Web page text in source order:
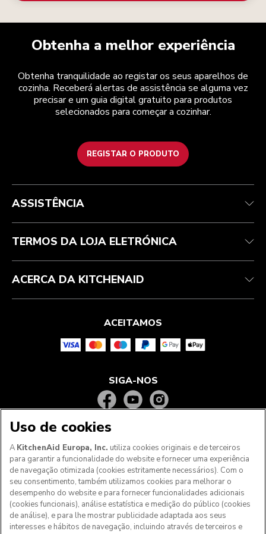
Obtenha a melhor experiência
Obtenha tranquilidade ao registar os seus aparelhos de
cozinha. Receberá alertas de assistência se alguma vez
precisar e um guia digital gratuito para produtos
selecionados para começar a cozinhar.
REGISTAR O PRODUTO
Health Check
Atendimento ao cliente
Acompanhar a sua encomenda
Garantia e documentos
Perguntas frequentes
Termos e condições
Envio e entrega
Devoluções e reembolsos
Marca
ODR
A marca
A nossa história
ASSISTÊNCIA
TERMOS DA LOJA ELETRÓNICA
ACERCA DA KITCHENAID
ACEITAMOS
SIGA-NOS
Aos clientes nos Açores, Madeira e outros territórios
portugueses: Por favor, contacte a nossa equipa de Apoio
Uso de cookies
A KitchenAid Europa, Inc. utiliza cookies originais e de terceiros
para garantir a funcionalidade do website e fornecer uma experiência
de navegação otimizada (cookies estritamente necessários). Com o
seu consentimento, também utilizamos cookies para melhorar o
desempenho do website e para fornecer funcionalidades adicionais
(cookies funcionais), análise estatística e medição do público (cookies
de análise), e para lhe mostrar publicidade adaptada aos seus
interesses e hábitos de navegação, incluindo através de terceiros e